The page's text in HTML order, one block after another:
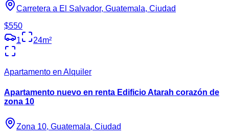
Carretera a El Salvador, Guatemala, Ciudad
$550
1
24m²
Apartamento en Alquiler
Apartamento nuevo en renta Edificio Atarah corazón de
zona 10
Zona 10, Guatemala, Ciudad